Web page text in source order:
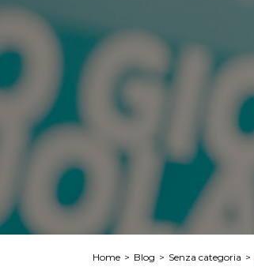
Home > Blog > Senza categoria >